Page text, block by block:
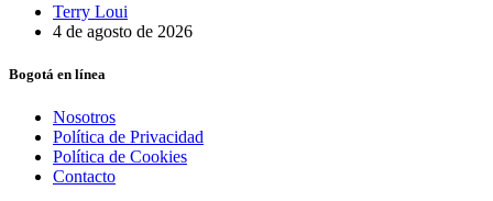
Terry Loui
4 de agosto de 2026
Bogotá en línea
Nosotros
Política de Privacidad
Política de Cookies
Contacto